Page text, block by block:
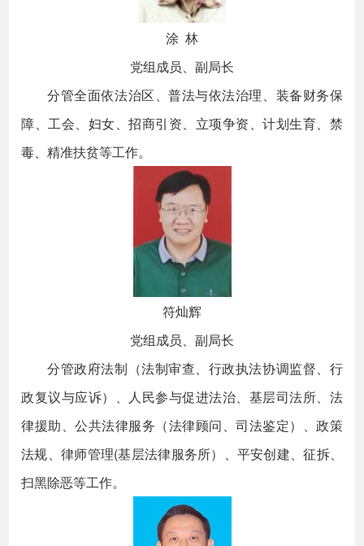
涂 林
党组成员、副局长
分管全面依法治区、普法与依法治理、装备财务保
障、工会、妇女、招商引资、立项争资、计划生育、禁
毒、精准扶贫等工作。
符灿辉
党组成员、副局长
分管政府法制（法制审查、行政执法协调监督、行
政复议与应诉）、人民参与促进法治、基层司法所、法
律援助、公共法律服务（法律顾问、司法鉴定）、政策
法规、律师管理(基层法律服务所）、平安创建、征拆、
扫黑除恶等工作。